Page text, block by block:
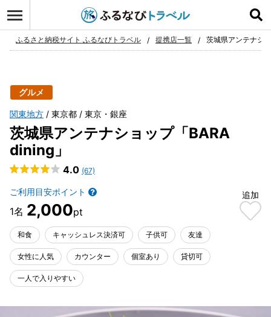
お気に入り
ふるさと納税サイト ふるなびトラベル 提携店一覧 茨城県アンテナシ
グルメ
関東地方 東京都 東京・銀座
茨城県アンテナショップ「BARA
dining」
4.0 (67)
ご利用目安ポイント
2,000
追加
和食 キャッシュレス決済可 子供可 友達
女性に人気 カウンター 個室あり 貸切可
一人で入りやすい